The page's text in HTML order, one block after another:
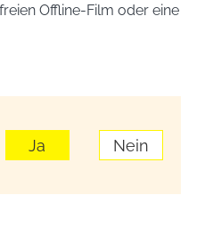
Offline-Film oder eine
Ja Nein